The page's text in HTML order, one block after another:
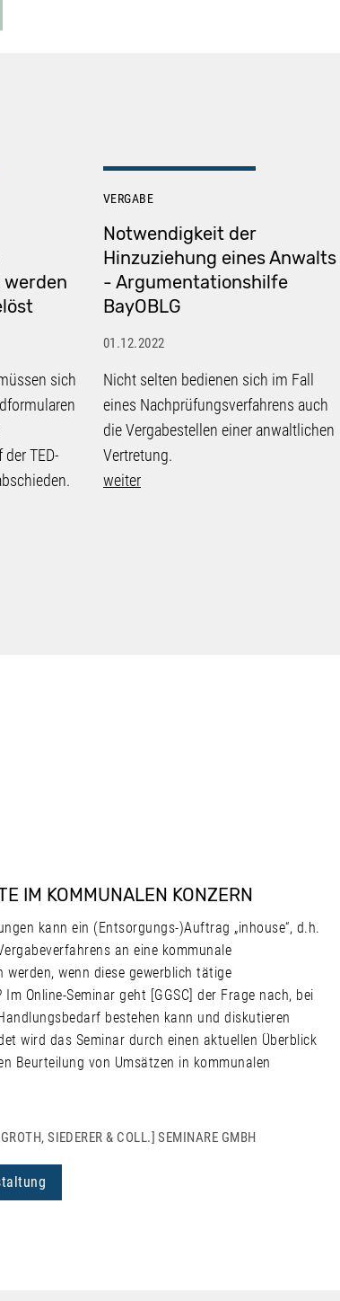
sich
TED-
VERGABE
Notwendigkeit der
Hinzuziehung eines Anwalts
- Argumentationshilfe
BayOBLG
01.12.2022
Nicht selten bedienen sich im Fall
eines Nachprüfungsverfahrens auch
die Vergabestellen einer anwaltlichen
Vertretung.
weiter
IM KOMMUNALEN KONZERN
kann ein (Entsorgungs-)Auftrag „inhouse“, d.h.
an eine kommunale
werden, wenn diese gewerblich tätige
Online-Seminar geht [GGSC] der Frage nach, bei
bestehen kann und diskutieren
wird das Seminar durch einen aktuellen Überblick
Beurteilung von Umsätzen in kommunalen
SIEDERER & COLL.] SEMINARE GMBH